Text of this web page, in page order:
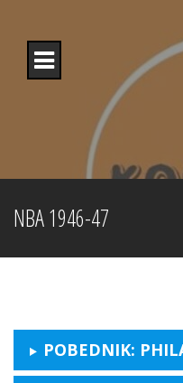
content
NBA 1946-47
POBEDNIK: